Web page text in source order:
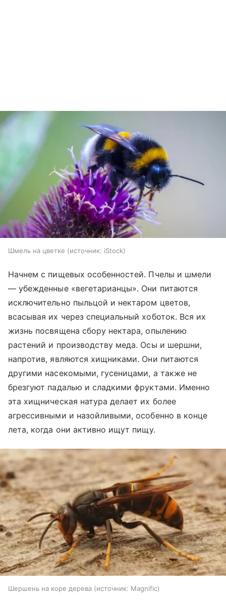
Шмель на цветке источник: iStock
Начнем с пищевых особенностей. Пчелы и шмели
— убежденные «вегетарианцы». Они питаются
исключительно пыльцой и нектаром цветов,
всасывая их через специальный хоботок. Вся их
жизнь посвящена сбору нектара, опылению
растений и производству меда. Осы и шершни,
напротив, являются хищниками. Они питаются
другими насекомыми, гусеницами, а также не
брезгуют падалью и сладкими фруктами. Именно
эта хищническая натура делает их более
агрессивными и назойливыми, особенно в конце
лета, когда они активно ищут пищу.
Шершень на коре дерева источник: Magnific